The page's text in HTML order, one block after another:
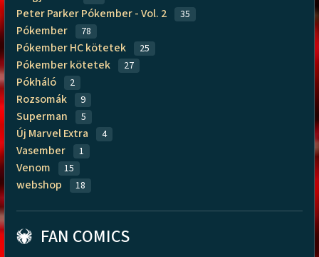
Peter Parker Pókember - Vol. 2 35
Pókember 78
Pókember HC kötetek 25
Pókember kötetek 27
Pókháló 2
Rozsomák 9
Superman 5
Új Marvel Extra 4
Vasember 1
Venom 15
webshop 18
FAN COMICS